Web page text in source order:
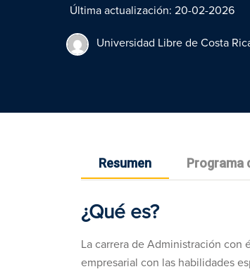
Última actualización: 20-02-2026
Universidad Libre de Costa
Resumen Programa
¿Qué es?
La carrera de Administración
empresarial con las habilidades